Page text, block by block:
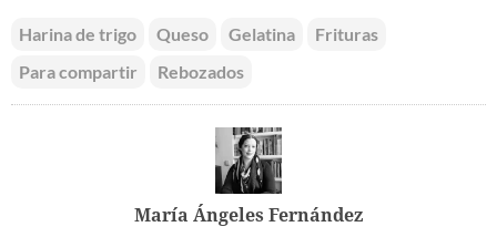
Harina de trigo Queso Gelatina
Frituras
Para compartir
Rebozados
María Ángeles Fernández